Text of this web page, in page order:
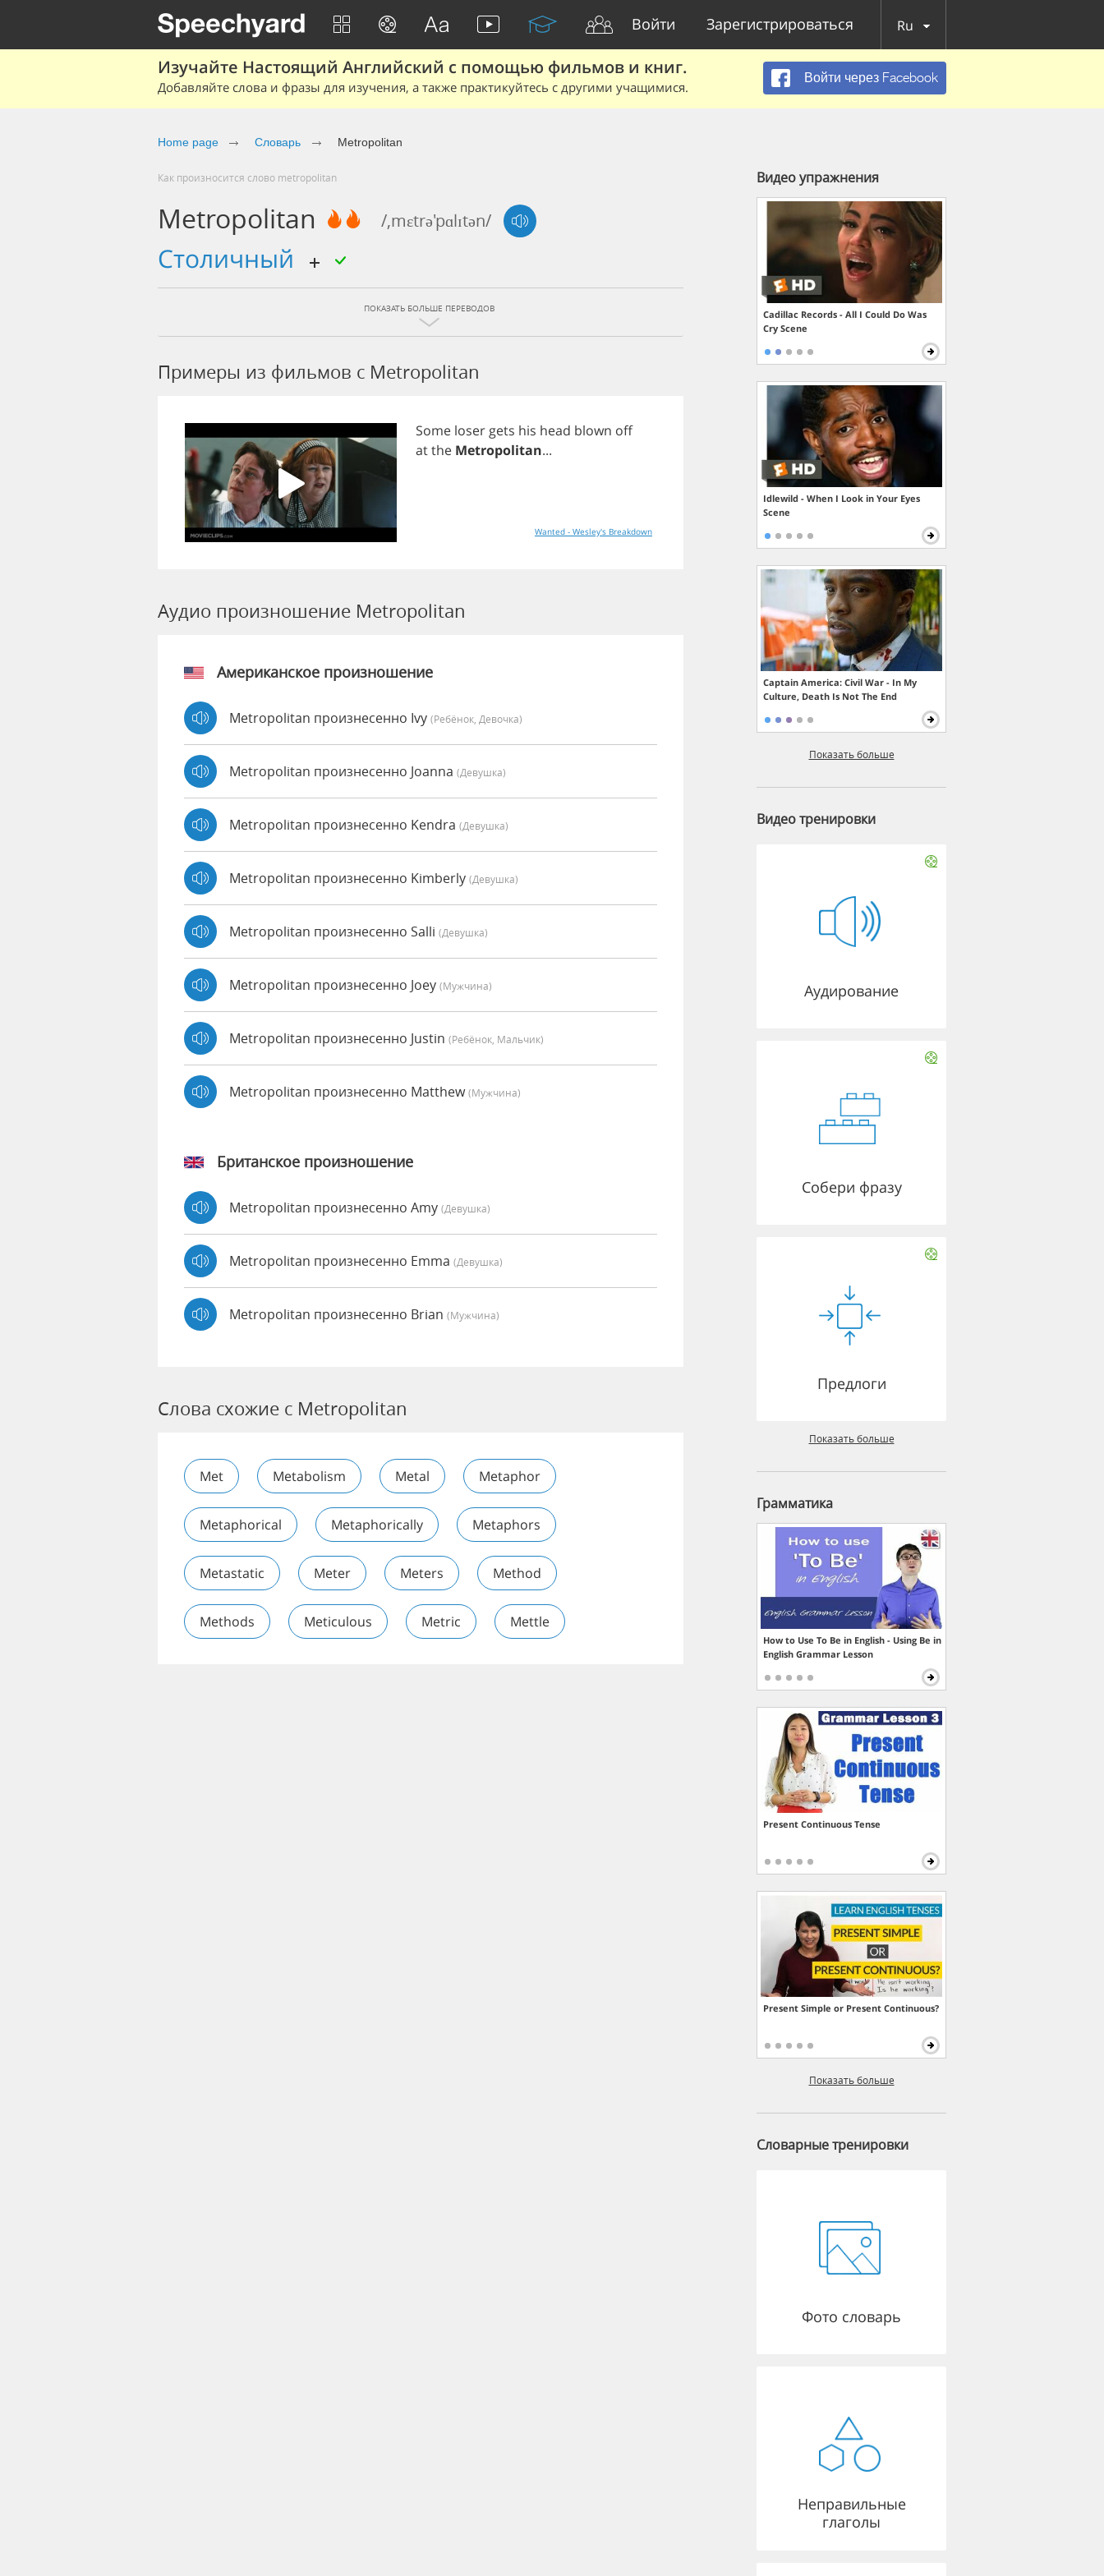
Войти Зарегистрироваться Ru
Изучайте Настоящий Английский с помощью фильмов и книг.
Добавляйте слова и фразы для изучения, а также практикуйтесь с другими учащимися.
Войти через Facebook
Home page Словарь Metropolitan
Как произносится слово metropolitan
Metropolitan /,mɛtrə'pɑlɪtən/
столичный
ПОКАЗАТЬ БОЛЬШЕ ПЕРЕВОДОВ
Примеры из фильмов c Metropolitan
Some loser gets his head blown off
atthe Metropolitan...
Wanted - Wesley's Breakdown
Аудио произношение Metropolitan
Американское произношение
Metropolitan произнесенно Ivy (Ребёнок, Девочка)
Metropolitan произнесенно Joanna (девушка)
Metropolitan произнесенно Kendra (девушка)
Metropolitan произнесенно Kimberly (девушка)
Metropolitan произнесенно Salli (девушка)
Metropolitan произнесенно Joey (мужчина)
Metropolitan произнесенно Justin (Ребёнок, Мальчик)
Metropolitan произнесенно Matthew(мужчина)
Британское произношение
Metropolitan произнесенно Amy (девушка)
Metropolitan произнесенно Emma (девушка)
Metropolitan произнесенно Brian (мужчина)
Слова схожие с Metropolitan
Met Metabolism Metal Metaphor
Metaphorical Metaphorically Metaphors
Metastatic Meter Meters Method
Methods Meticulous Metric Mettle
Видео упражнения
Cadillac Records - All I Could Do Was
Cry Scene
Idlewild - When I Look in Your Eyes
Scene
Captain America: Civil War - In My
Culture, Death Is Not The End
Показать больше
Видео тренировки
Аудирование
Собери фразу
Предлоги
Показать больше
Грамматика
How to Use To Be in English - Using Be in
English Grammar Lesson
Present Continuous Tense
Present Simple or Present Continuous?
Показать больше
Словарные тренировки
Фото словарь
Неправильные
глаголы